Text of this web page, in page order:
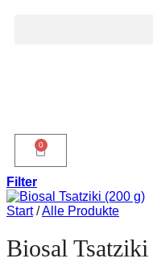
0
Filter
Start /Alle Produkte
Biosal